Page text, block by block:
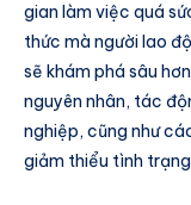
gian làm việc quá
thức mà người lao
sẽ khám phá sâu
nguyên nhân, tác
nghiệp, cũng như
giảm thiểu tình